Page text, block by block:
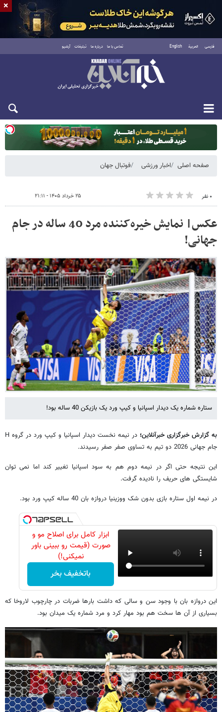
فارسی العربية English تماس با ما درباره ما تبلیغات آرشیو
دوشنبه ۱۹ مرداد ۱۴۰۵
صفحه اصلی اخبار ورزشی فوتبال جهان
۰ نفر ۲۵ خرداد ۱۴۰۵ - ۲۱:۱۱
عکس| نمایش خیره‌کننده مرد 40 ساله در جام
جهانی!
ستاره شماره یک دیدار اسپانیا و کیپ ورد یک بازیکن 40 ساله بود!
به گزارش خبرگزاری خبرآنلاین؛
در نیمه نخست دیدار اسپانیا و کیپ ورد در گروه H
جام جهانی 2026 دو تیم به تساوی صفر صفر رسیدند.
این نتیجه حتی اگر در نیمه دوم هم به سود اسپانیا تغییر کند اما نمی توان
شایستگی های حریف را نادیده گرفت.
در نیمه اول ستاره بازی بدون شک ووزینیا دروازه بان 40 ساله کیپ ورد بود.
ابزار کامل برای اصلاح مو و
صورت (قیمت رو ببینی باور
نمیکنی!)
باتخفیف بخر
این دروازه بان با وجود سن و سالی که داشت بارها ضربات در چارچوب لاروخا که
بسیاری از آن ها سخت هم بود مهار کرد و مرد شماره یک میدان بود.
×